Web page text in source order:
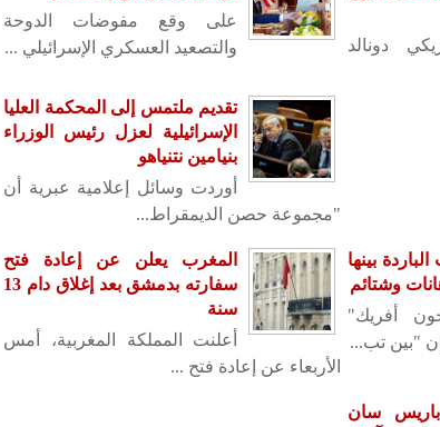
دونالد
على وقع مفوضات الدوحة
والتصعيد العسكري الإسرائيلي ...
تقديم ملتمس إلى المحكمة العليا
الإسرائيلية لعزل رئيس الوزراء
بنيامين نتنياهو
أوردت وسائل إعلامية عبرية أن
"مجموعة حصن الديمقراط...
بينها
وشتائم
أفريك"
"بين تب...
المغرب يعلن عن إعادة فتح
سفارته بدمشق بعد إغلاق دام 13
سنة
أعلنت المملكة المغربية، أمس
الأربعاء عن إعادة فتح ...
سان